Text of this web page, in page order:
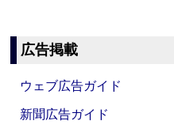
広告掲載
ウェブ広告ガイド
新聞広告ガイド